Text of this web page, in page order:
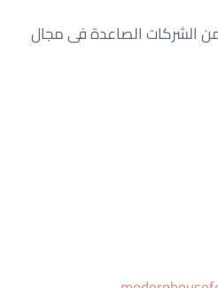
الشركات الصاعدة فى مجال